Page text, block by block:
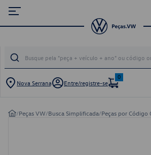
Nova Serrana Entre/registre-se
0
/Peças VW/Busca Simplificada/Peças por Código